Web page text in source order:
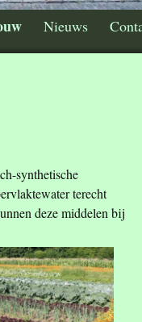
Nieuws
synthetische
terecht
deze middelen bij